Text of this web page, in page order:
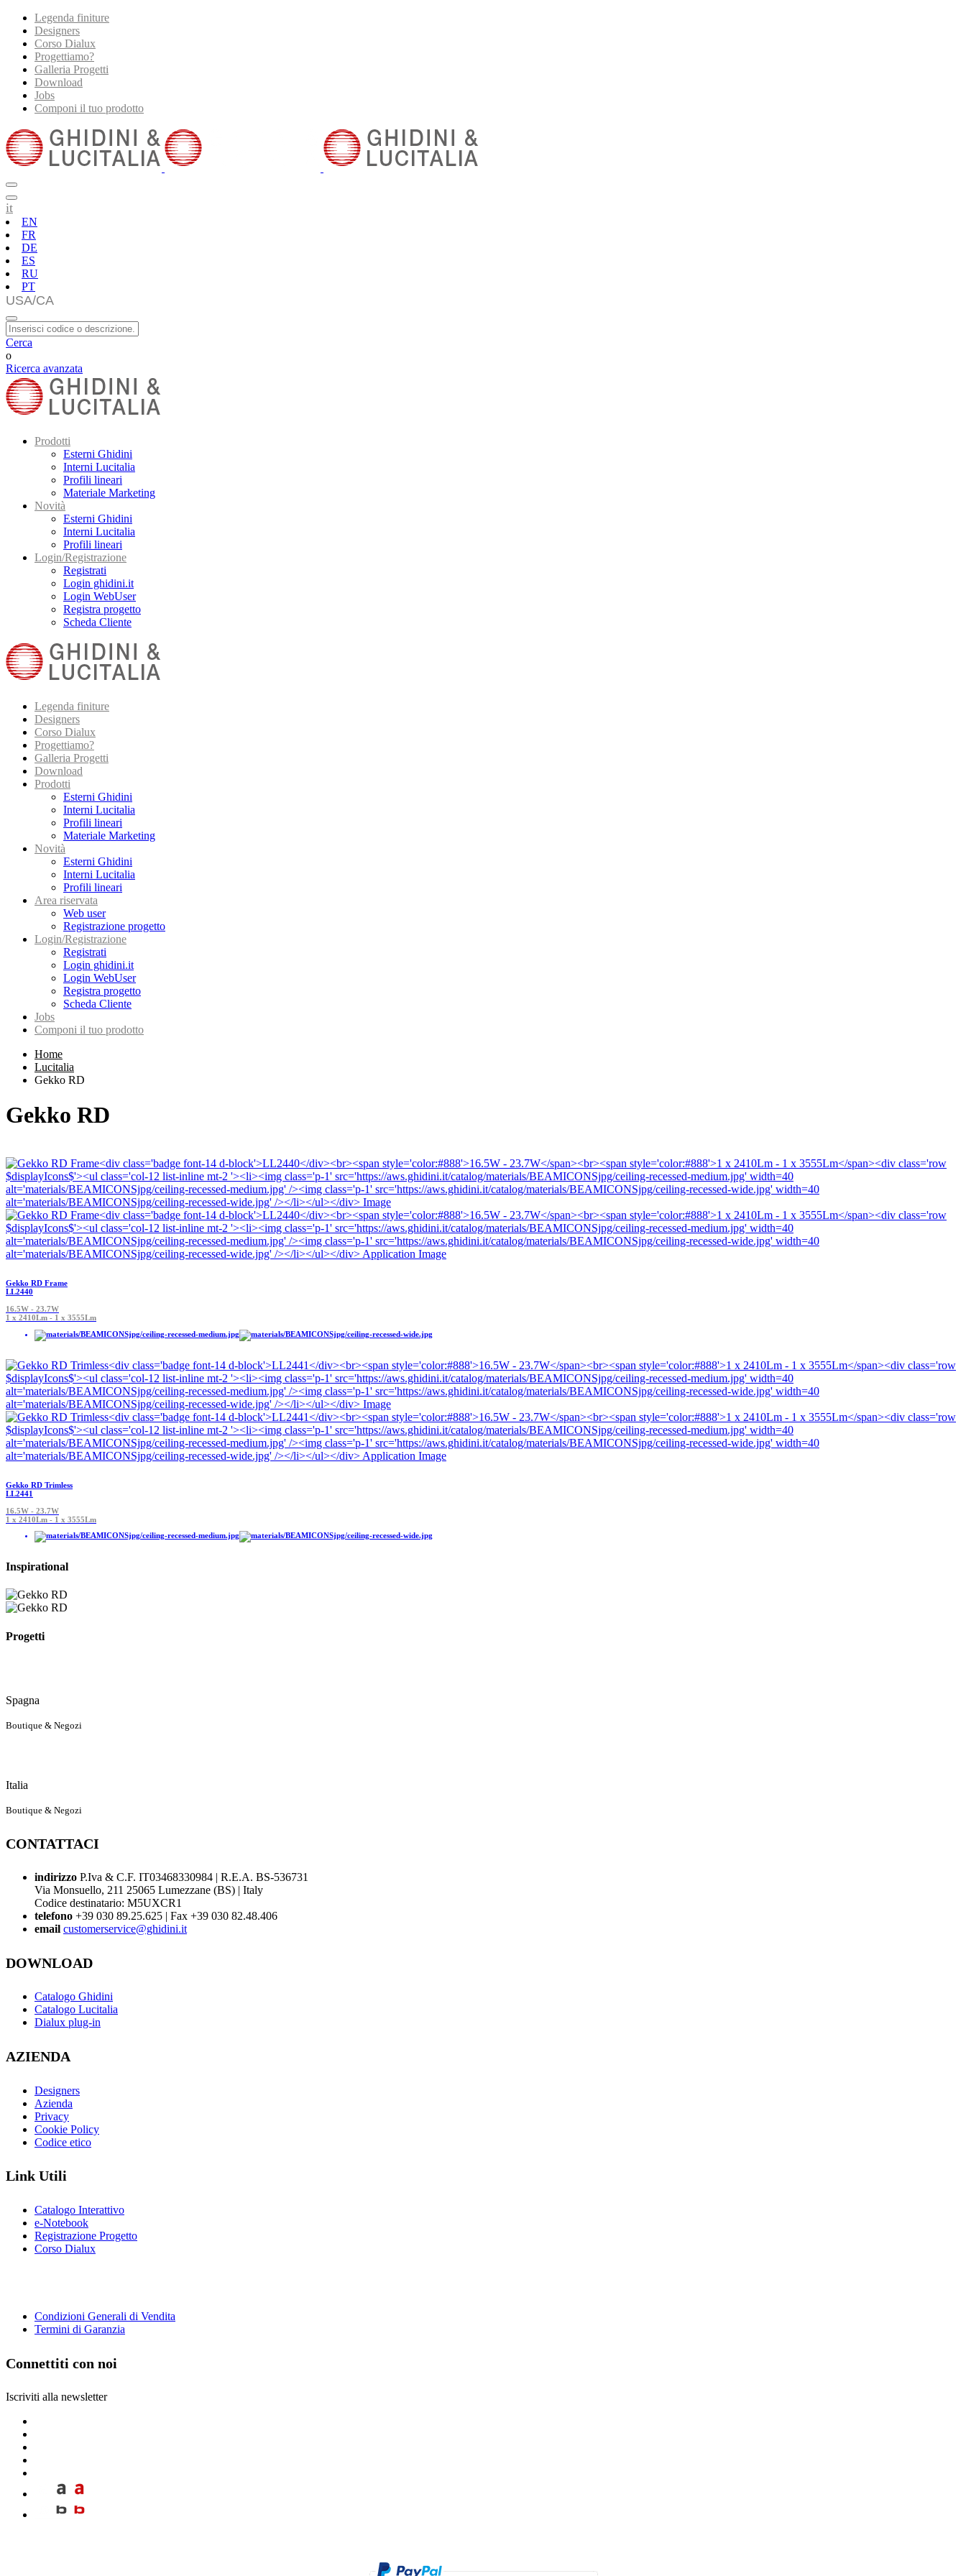
Legenda finiture
Designers
Corso Dialux
Progettiamo?
Galleria Progetti
Download
Jobs
Componi il tuo prodotto
it
EN
FR
DE
ES
RU
PT
Cerca
o
Ricerca avanzata
Prodotti
Esterni Ghidini
Interni Lucitalia
Profili lineari
Materiale Marketing
Novità
Esterni Ghidini
Interni Lucitalia
Profili lineari
Login/Registrazione
Registrati
Login ghidini.it
Login WebUser
Registra progetto
Scheda Cliente
Legenda finiture
Designers
Corso Dialux
Progettiamo?
Galleria Progetti
Download
Prodotti
Esterni Ghidini
Interni Lucitalia
Profili lineari
Materiale Marketing
Novità
Esterni Ghidini
Interni Lucitalia
Profili lineari
Area riservata
Web user
Registrazione progetto
Login/Registrazione
Registrati
Login ghidini.it
Login WebUser
Registra progetto
Scheda Cliente
Jobs
Componi il tuo prodotto
Home
Lucitalia
Gekko RD
Gekko RD
Gekko RD Frame
LL2440
16.5W - 23.7W
1 x 2410Lm - 1 x 3555Lm
Gekko RD Trimless
LL2441
16.5W - 23.7W
1 x 2410Lm - 1 x 3555Lm
Inspirational
Progetti
Spagna
Boutique & Negozi
Italia
Boutique & Negozi
CONTATTACI
indirizzo P.Iva & C.F. IT03468330984 | R.E.A. BS-536731
Via Monsuello, 211 25065 Lumezzane (BS) | Italy
Codice destinatario: M5UXCR1
telefono +39 030 89.25.625 | Fax +39 030 82.48.406
email customerservice@ghidini.it
DOWNLOAD
Catalogo Ghidini
Catalogo Lucitalia
Dialux plug-in
AZIENDA
Designers
Azienda
Privacy
Cookie Policy
Codice etico
Link Utili
Catalogo Interattivo
e-Notebook
Registrazione Progetto
Corso Dialux
Condizioni Generali di Vendita
Termini di Garanzia
Connettiti con noi
Iscriviti alla newsletter